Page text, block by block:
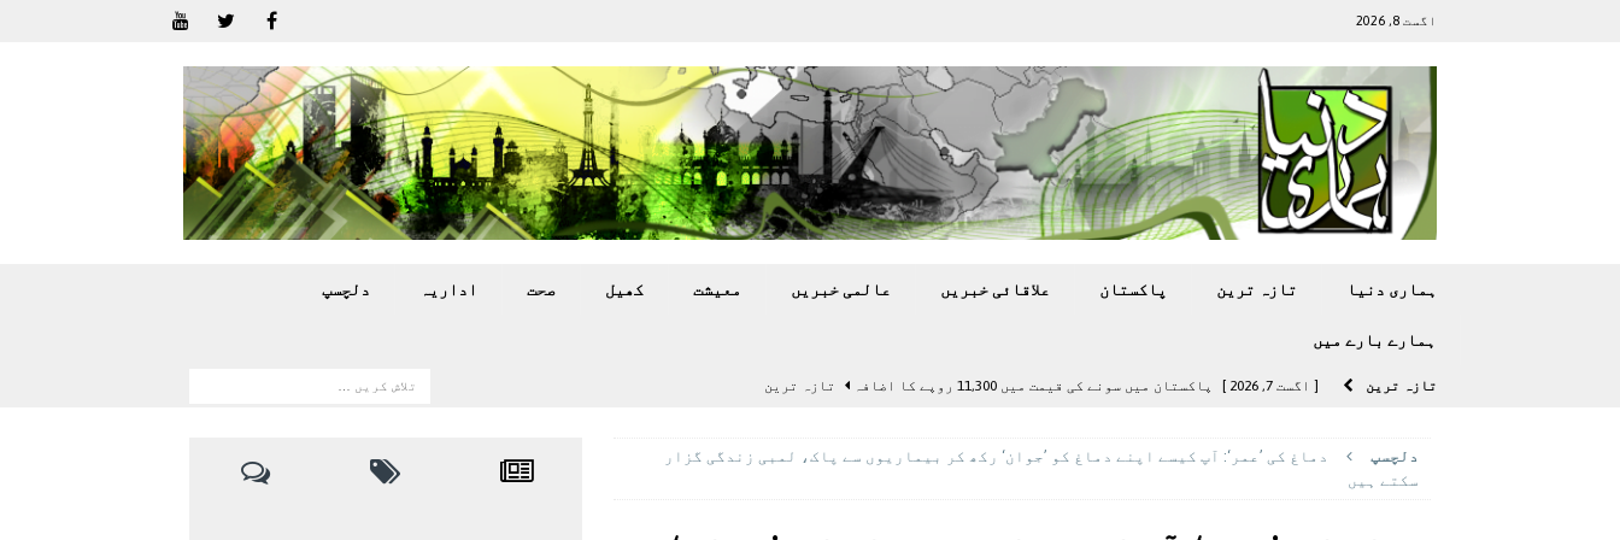
اگست 8, 2026
ہماری دنیا تازہ ترين پاکستان علاقائی خبريں عالمی خبريں معيشت کھيل صحت اداريہ دلچسپ
ہمارے بارے ميں
تازہ ترين [ اگست 7, 2026 ] پاکستان میں سونے کی قیمت میں 11,300 روپے کا اضافہ تازہ ترين
پاکستان
دلچسپ
دماغ کی ’عمر‘: آپ کیسے اپنے دماغ کو ’جوان‘ رکھ کر بیماریوں سے پاک، لمبی زندگی گزار
سکتے ہیں